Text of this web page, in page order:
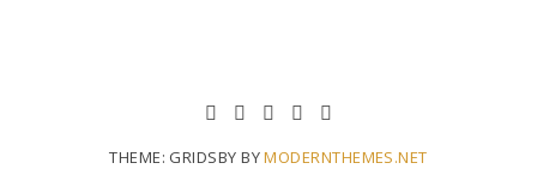
THEME: GRIDSBY BYMODERNTHEMES.NET